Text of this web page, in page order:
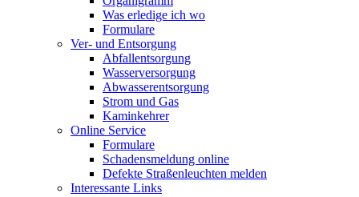
Was erledige ich wo
Formulare
Ver- und Entsorgung
Abfallentsorgung
Wasserversorgung
Abwasserentsorgung
Strom und Gas
Kaminkehrer
Online Service
Formulare
Schadensmeldung online
Defekte Straßenleuchten melden
Interessante Links